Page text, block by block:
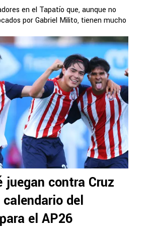
en el Tapatío que, aunque no
por Gabriel Milito, tienen mucho
juegan contra Cruz
del
el AP26